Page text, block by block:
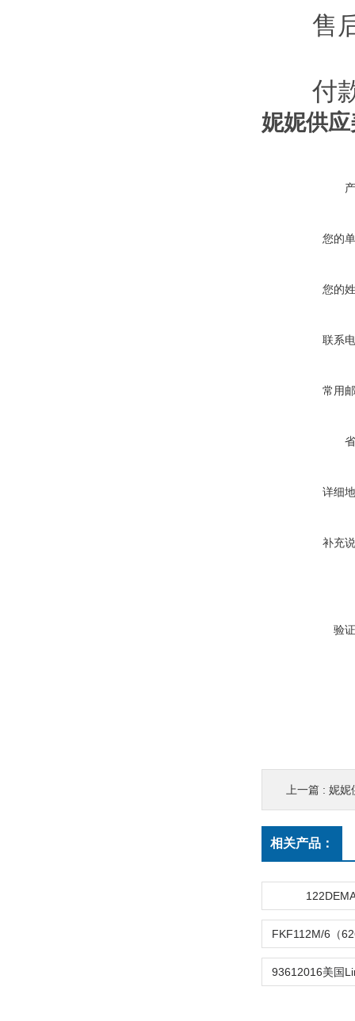
售
付款
妮妮供
您的
您的
联系
常用
详细
补充
验
上一篇 : 妮妮
相关产品：